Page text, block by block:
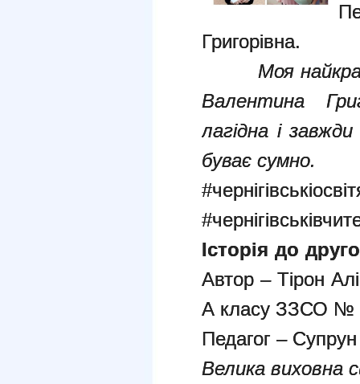
Григорівна.
Моя
Валентина
лагідна і
буває сумно.
Історія до
Автор – Тірон
А класу ЗЗСО №
Педагог –
Велика виховна